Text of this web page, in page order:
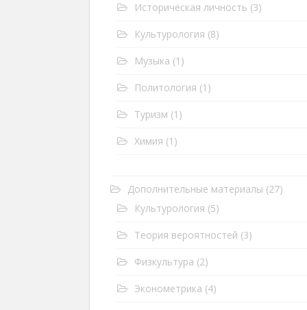
Историческая личность (3)
Культурология (8)
Музыка (1)
Политология (1)
Туризм (1)
Химия (1)
Дополнительные материалы (27)
Культурология (5)
Теория вероятностей (3)
Физкультура (2)
Эконометрика (4)